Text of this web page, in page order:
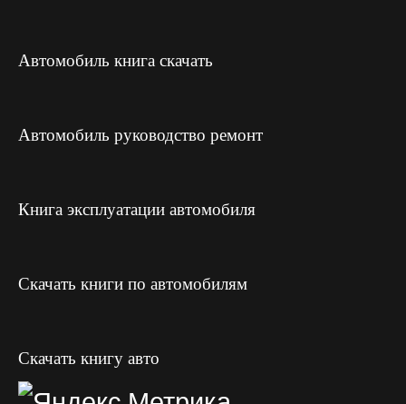
Автомобиль книга скачать
Автомобиль руководство ремонт
Книга эксплуатации автомобиля
Скачать книги по автомобилям
Скачать книгу авто